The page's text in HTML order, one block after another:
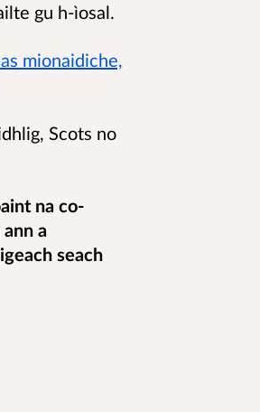
gu h-ìosal.
mionaidiche,
Scots no
na co-
a
seach